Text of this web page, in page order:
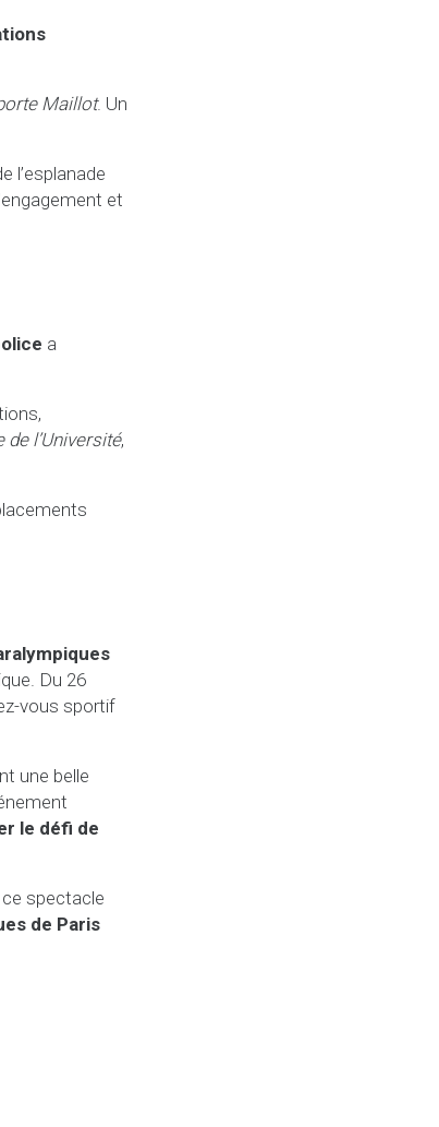
Maillot. Un
l’esplanade
et
a
de l’Université,
Du 26
vous sportif
une belle
le défi de
ce spectacle
de Paris